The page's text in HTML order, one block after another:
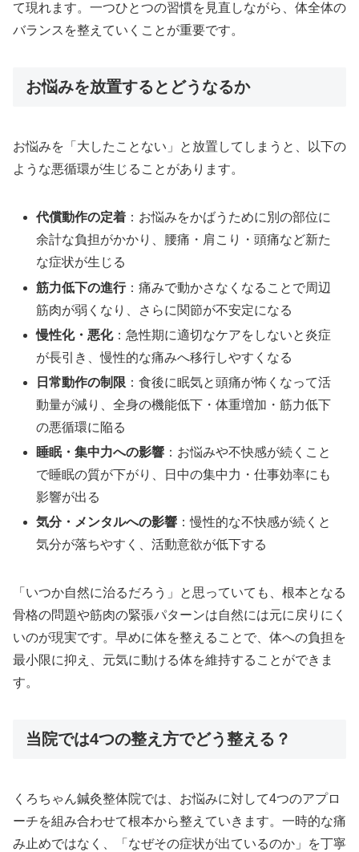
て現れます。一つひとつの習慣を見直しながら、体全体の
バランスを整えていくことが重要です。
お悩みを放置するとどうなるか
お悩みを「大したことない」と放置してしまうと、以下の
ような悪循環が生じることがあります。
代償動作の定着 ：お悩みをかばうために別の部位に
余計な負担がかかり、腰痛・肩こり・頭痛など新た
な症状が生じる
筋力低下の進行：痛みで動かさなくなることで周辺
筋肉が弱くなり、さらに関節が不安定になる
慢性化・悪化：急性期に適切なケアをしないと炎症
が長引き、慢性的な痛みへ移行しやすくなる
日常動作の制限 ：食後に眠気と頭痛が怖くなって活
動量が減り、全身の機能低下・体重増加・筋力低下
の悪循環に陥る
睡眠・集中力への影響 ：お悩みや不快感が続くこと
で睡眠の質が下がり、日中の集中力・仕事効率にも
影響が出る
気分・メンタルへの影響 ：慢性的な不快感が続くと
気分が落ちやすく、活動意欲が低下する
「いつか自然に治るだろう」と思っていても、根本となる
骨格の問題や筋肉の緊張パターンは自然には元に戻りにく
いのが現実です。早めに体を整えることで、体への負担を
最小限に抑え、元気に動ける体を維持することができま
す。
当院では4つの整え方でどう整える？
くろちゃん鍼灸整体院では、お悩みに対して4つのアプロ
ーチを組み合わせて根本から整えていきます。一時的な痛
み止めではなく、「なぜその症状が出ているのか」を丁寧